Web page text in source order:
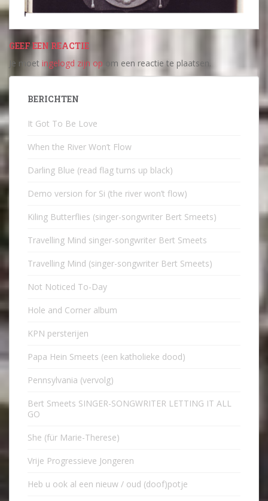
GEEF EEN REACTIE
Je moet ingelogd zijn op om een reactie te plaatsen.
BERICHTEN
It Got To Be Love
When the River Won’t Flow
Darling Blue (read flag turns up black)
Demo version for Si (the river won’t flow)
Kiling Butterflies (singer-songwriter Bert Smeets)
Travelling Mind singer-songwriter Bert Smeets
Travelling Mind (singer-songwriter Bert Smeets)
Not Noticed To-Day
Hole and Corner album
KPN persterijen
Papa Hein Smeets (een katholieke dood)
Pennsylvania (vervolg)
Bert Smeets SINGER-SONGWRITER LETTING IT ALL
GO
She (für Marie-Therese)
Vrije Progressieve Jongeren
Heb u ook al een nieuw / oud (doof)potje